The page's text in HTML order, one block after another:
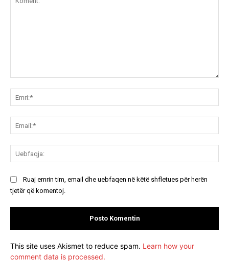
Ruaj emrin tim, email dhe uebfaqen në këtë shfletues për herën
tjetër që komentoj.
This site uses Akismet to reduce spam. Learn how your
comment data is processed.